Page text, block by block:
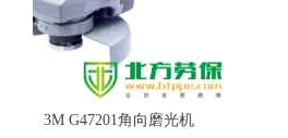
3M G47201角向磨光机